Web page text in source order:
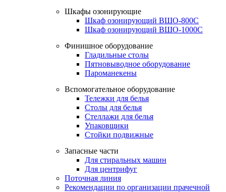
Шкафы озонирующие
Шкаф озонирующий ВШО-800С
Шкаф озонирующий ВШО-1000С
Финишное оборудование
Гладильные столы
Пятновыводное оборудование
Пароманекены
Вспомогательное оборудование
Тележки для белья
Столы для белья
Стеллажи для белья
Упаковщики
Стойки подвижные
Запасные части
Для стиральных машин
Для центрифуг
Поточная линия
Рекомендации по организации прачечной